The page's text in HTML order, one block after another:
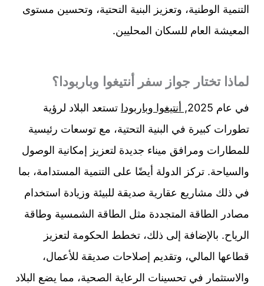
التنمية الوطنية، وتعزيز البنية التحتية، وتحسين مستوى
المعيشة العام للسكان المحليين.
لماذا تختار جواز سفر أنتيغوا وباربودا؟
في عام 2025 , أنتيغوا وباربودا تستعد البلاد لرؤية
تطورات كبيرة في البنية التحتية، مع توسعات رئيسية
للمطارات ومرافق ميناء جديدة لتعزيز إمكانية الوصول
والسياحة. تركز الدولة أيضًا على التنمية المستدامة، بما
في ذلك مشاريع عقارية صديقة للبيئة وزيادة استخدام
مصادر الطاقة المتجددة مثل الطاقة الشمسية وطاقة
الرياح. بالإضافة إلى ذلك، تخطط الحكومة لتعزيز
قطاعها المالي، وتقديم إصلاحات صديقة للأعمال،
والاستثمار في تحسينات الرعاية الصحية، مما يضع البلاد